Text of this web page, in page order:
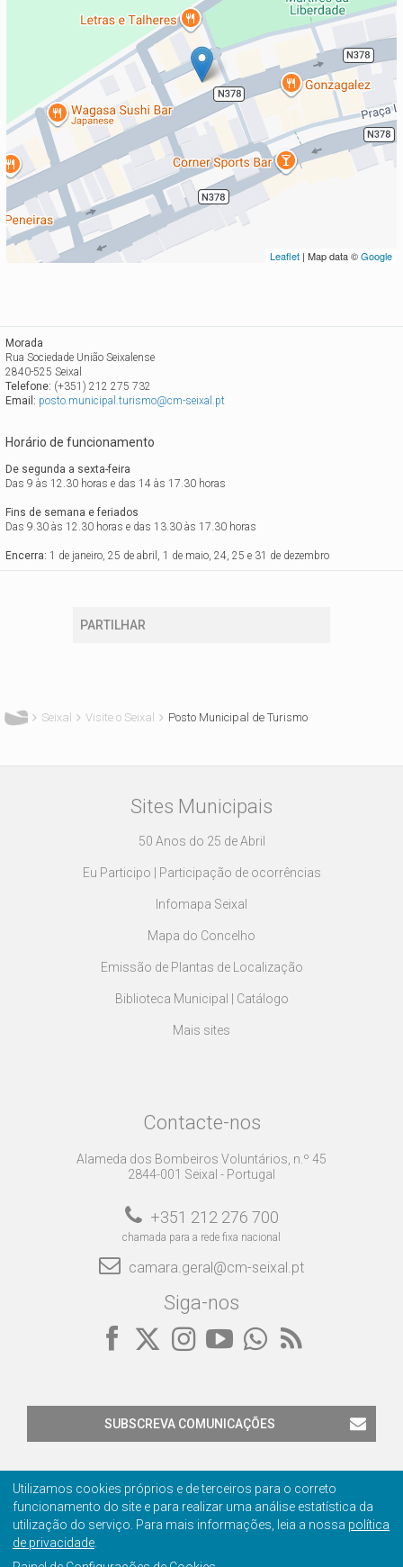
Leaflet | Map data ©Google
Morada
Rua Sociedade União Seixalense
2840-525 Seixal
Telefone: (+351) 212 275 732
Email: posto.municipal.turismo@cm-seixal.pt
Horário de funcionamento
De segunda a sexta-feira
Das 9 às 12.30 horas e das 14 às 17.30 horas
Fins de semana e feriados
Das 9.30 às 12.30 horas e das 13.30 às 17.30 horas
Encerra: 1 de janeiro, 25 de abril, 1 de maio, 24, 25 e 31 de dezembro
PARTILHAR
Seixal Visite o Seixal Posto Municipal de Turismo
Sites Municipais
50 Anos do 25 de Abril
Eu Participo | Participação de ocorrências
Infomapa Seixal
Mapa do Concelho
Emissão de Plantas de Localização
Biblioteca Municipal | Catálogo
Mais sites
Contacte-nos
Alameda dos Bombeiros Voluntários, n.º 45
2844-001 Seixal - Portugal
+351 212 276 700
chamada para a rede fixa nacional
camara.geral@cm-seixal.pt
Siga-nos
SUBSCREVA COMUNICAÇÕES
Contactos
Utilizamos cookies próprios e de terceiros para o correto
funcionamento do site e para realizar uma análise estatística da
utilização do serviço. Para mais informações, leia a nossa política
de privacidade